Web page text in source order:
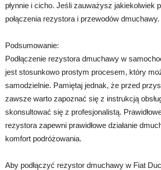
płynnie i cicho. Jeśli zauważysz jakiekolwiek
połączenia rezystora i przewodów dmuchawy.
Podsumowanie:
Podłączenie rezystora dmuchawy w
jest stosunkowo prostym procesem, który
samodzielnie. Pamiętaj jednak, że przed
zawsze warto zapoznać się z instrukcją
skonsultować się z profesjonalistą.
rezystora zapewni prawidłowe działanie
komfort podróżowania.
Aby podłączyć rezystor dmuchawy w Fiat